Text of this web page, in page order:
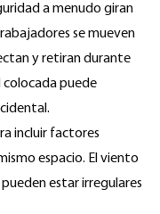
a menudo giran
se mueven
y retiran durante
puede
incluir factores
espacio. El viento
estar irregulares